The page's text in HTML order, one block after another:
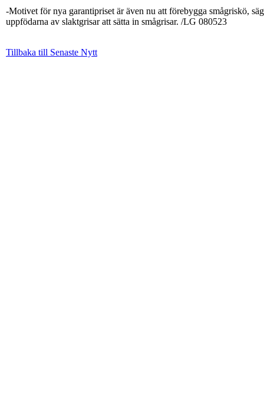
-Motivet för nya garantipriset är även nu att förebygga smågriskö,
uppfödarna av slaktgrisar att sätta in smågrisar. /LG 080523
Tillbaka till Senaste Nytt